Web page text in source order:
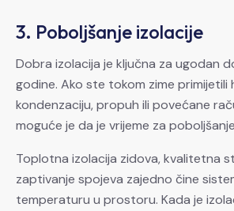
3. Poboljšanje izolacije
Dobra izolacija je ključna za ugodan
godine. Ako ste tokom zime primijetili
kondenzaciju, propuh ili povećane
moguće je da je vrijeme za
Toplotna izolacija zidova, kvalitetna
zaptivanje spojeva zajedno čine
temperaturu u prostoru. Kada je